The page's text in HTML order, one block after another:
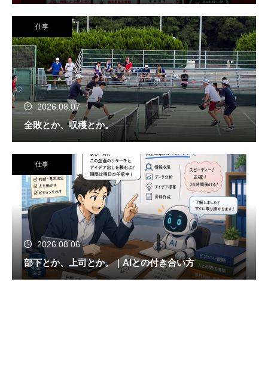
仕事
2026.08.07
全敗とか、収穫とか。
仕事
2026.08.06
部下とか、上司とか。｜AIとの付き合い方